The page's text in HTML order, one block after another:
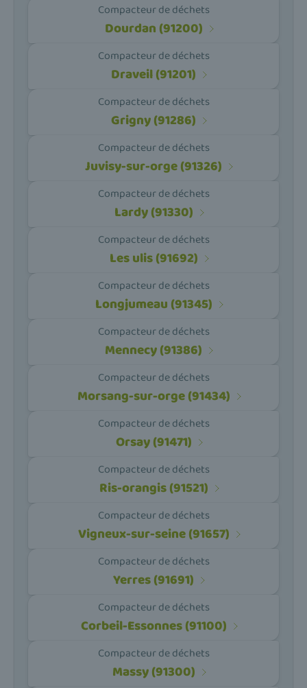
Compacteur de déchets
Dourdan (91200)
Compacteur de déchets
Draveil (91201)
Compacteur de déchets
Grigny (91286)
Compacteur de déchets
Juvisy-sur-orge (91326)
Compacteur de déchets
Lardy (91330)
Compacteur de déchets
Les ulis (91692)
Compacteur de déchets
Longjumeau (91345)
Compacteur de déchets
Mennecy (91386)
Compacteur de déchets
Morsang-sur-orge (91434)
Compacteur de déchets
Orsay (91471)
Compacteur de déchets
Ris-orangis (91521)
Compacteur de déchets
Vigneux-sur-seine (91657)
Compacteur de déchets
Yerres (91691)
Compacteur de déchets
Corbeil-Essonnes (91100)
Compacteur de déchets
Massy (91300)